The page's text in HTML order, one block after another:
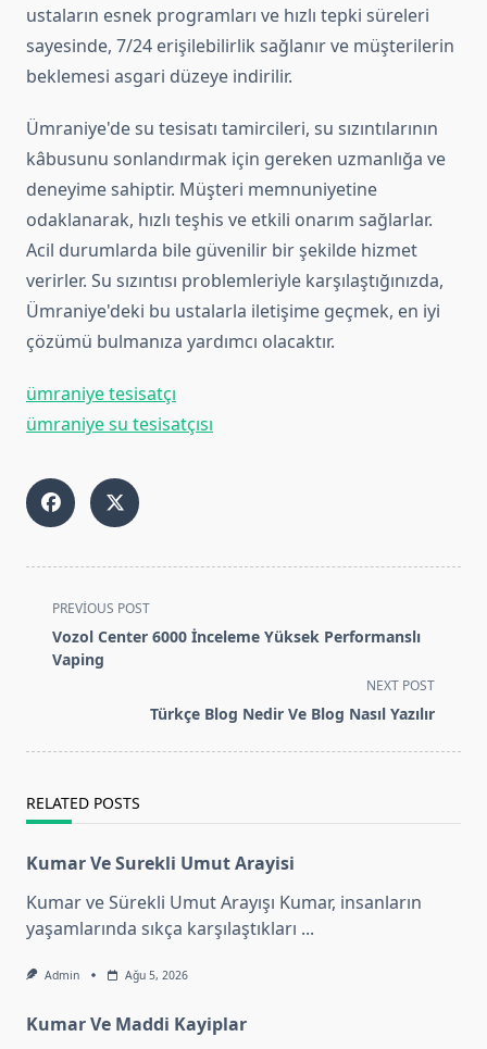
ustaların esnek programları ve hızlı tepki süreleri
sayesinde, 7/24 erişilebilirlik sağlanır ve müşterilerin
beklemesi asgari düzeye indirilir.
Ümraniye'de su tesisatı tamircileri, su sızıntılarının
kâbusunu sonlandırmak için gereken uzmanlığa ve
deneyime sahiptir. Müşteri memnuniyetine
odaklanarak, hızlı teşhis ve etkili onarım sağlarlar.
Acil durumlarda bile güvenilir bir şekilde hizmet
verirler. Su sızıntısı problemleriyle karşılaştığınızda,
Ümraniye'deki bu ustalarla iletişime geçmek, en iyi
çözümü bulmanıza yardımcı olacaktır.
ümraniye tesisatçı
ümraniye su tesisatçısı
<span
class="nav-
subtitle
PREVIOUS POST
Vozol Center 6000 İnceleme Yüksek Performanslı
Vaping
NEXT POST
Türkçe Blog Nedir Ve Blog Nasıl Yazılır
RELATED POSTS
Kumar Ve Surekli Umut Arayisi
Kumar ve Sürekli Umut Arayışı Kumar, insanların
yaşamlarında sıkça karşılaştıkları ...
Admin Ağu 5, 2026
Kumar Ve Maddi Kayiplar